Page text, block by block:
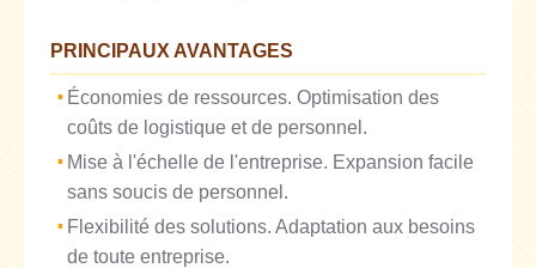
PRINCIPAUX AVANTAGES
Économies de ressources. Optimisation des
coûts de logistique et de personnel.
Mise à l'échelle de l'entreprise. Expansion facile
sans soucis de personnel.
Flexibilité des solutions. Adaptation aux besoins
de toute entreprise.